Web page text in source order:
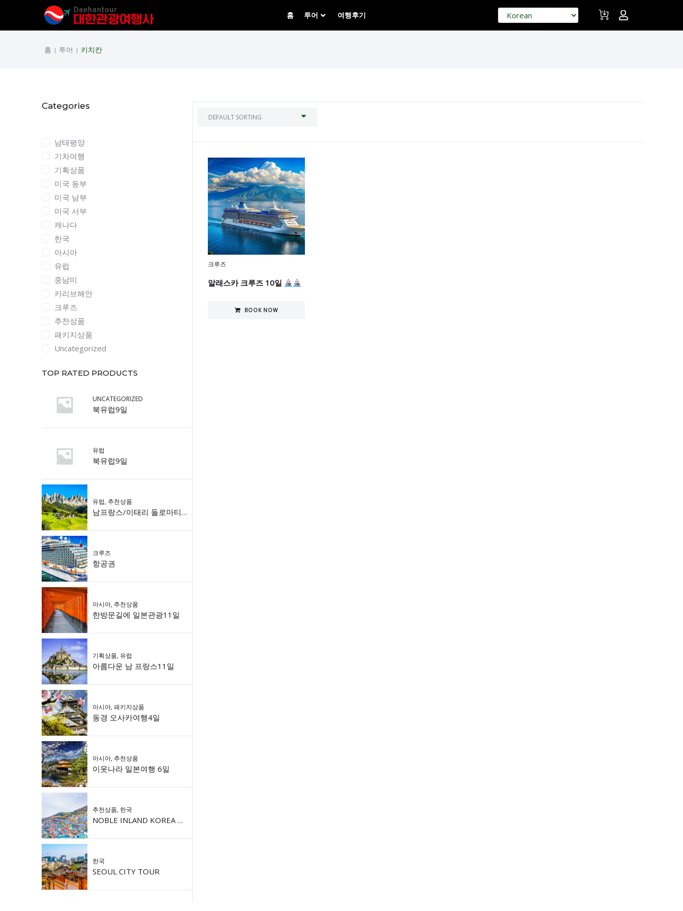
홈 투어 여행후기
홈 | 투어 | 키치칸
Categories
남태평양
기차여행
기획상품
미국 동부
미국 남부
미국 서부
캐나다
한국
아시아
유럽
중남미
카리브해안
크루즈
추천상품
패키지상품
Uncategorized
TOP RATED PRODUCTS
UNCATEGORIZED
북유럽9일
유럽
북유럽9일
유럽, 추천상품
남프랑스/이태리 돌로마티 9일
크루즈
항공권
아시아, 추천상품
한방문길에 일본관광11일
기획상품, 유럽
아름다운 남 프랑스11일
아시아,패키지상품
동경 오사카여행4일
아시아, 추천상품
이웃나라 일본여행 6일
추천상품, 한국
NOBLE INLAND KOREA 9DAY
한국
SEOUL CITY TOUR
크루즈
알래스카 크루즈 10일
BOOK NOW